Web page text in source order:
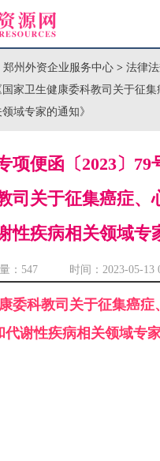
郑州外资企业服务中心 > 法律
国家卫生健康委科教司关于征
域专家的通知》
项便函〔2023〕79
司关于征集癌症、
性疾病相关领域专
： 547 时间：2023-05-13
委科教司关于征集癌
代谢性疾病相关领域专